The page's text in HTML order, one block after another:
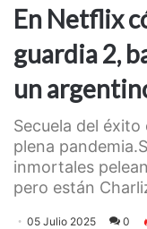
En Netflix
guardia 2,
un
Secuela del
plena
inmortales
pero están
05 Julio 2025 0